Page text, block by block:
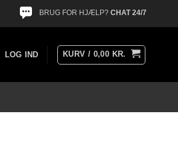
BRUG FOR HJÆLP? CHAT 24/7
LOG IND KURV / 0,00 KR.